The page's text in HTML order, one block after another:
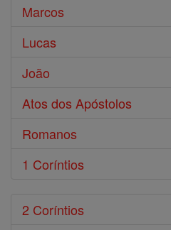
Marcos
Lucas
João
Atos dos Apóstolos
Romanos
1 Coríntios
2 Coríntios